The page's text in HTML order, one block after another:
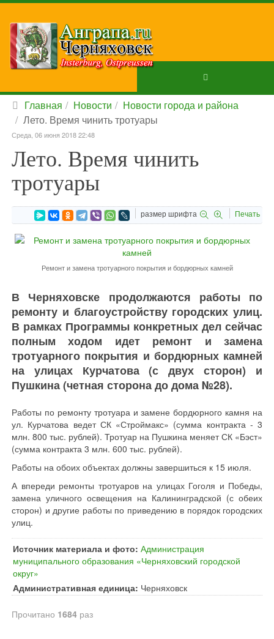
Главная Новости
Новости города и района
Лето. Время чинить тротуары
Среда, 06 июня 2018 22:48
Лето. Время чинить
тротуары
размер шрифта Печать
Ремонт и замена тротуарного покрытия и бордюрных камней
В Черняховске продолжаются работы по
ремонту и благоустройству городских улиц.
В рамках Программы конкретных дел сейчас
полным ходом идет ремонт и замена
тротуарного покрытия и бордюрных камней
на улицах Курчатова (с двух сторон) и
Пушкина (четная сторона до дома №28).
Работы по ремонту тротуара и замене бордюрного камня на
ул. Курчатова ведет СК «Строймакс» (сумма контракта - 3
млн. 800 тыс. рублей). Тротуар на Пушкина меняет СК «Бэст»
(сумма контракта 3 млн. 600 тыс. рублей).
Работы на обоих объектах должны завершиться к 15 июля.
А впереди ремонты тротуаров на улицах Гоголя и Победы,
замена уличного освещения на Калининградской (с обеих
сторон) и другие работы по приведению в порядок городских
улиц.
Источник материала и фото: Администрация
муниципального образования «Черняховский городской
округ»
Административная единица: Черняховск
Прочитано 1684 раз